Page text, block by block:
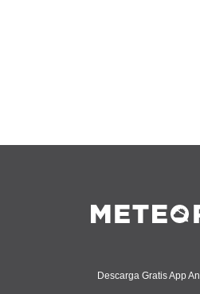
Descarga Gratis App